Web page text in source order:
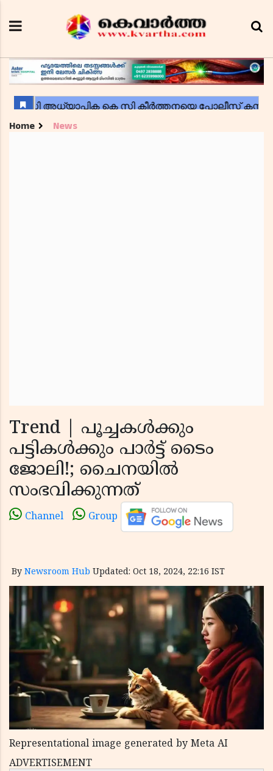
Home News
Trend | പൂച്ചകൾക്കും
പട്ടികൾക്കും പാർട്ട് ടൈം
ജോലി!; ചൈനയിൽ
സംഭവിക്കുന്നത്
Channel Group
By Newsroom Hub Updated: Oct 18, 2024, 22:16 IST
Representational image generated by Meta AI
ADVERTISEMENT